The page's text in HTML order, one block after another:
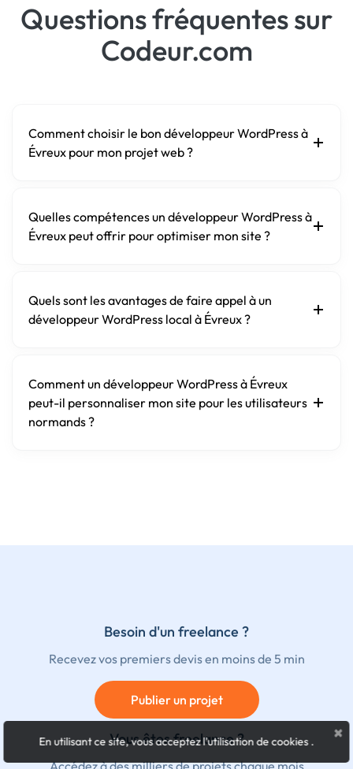
Questions fréquentes sur
Codeur.com
Comment choisir le bon développeur WordPress à
Évreux pour mon projet web ?
Quelles compétences un développeur WordPress à
Évreux peut offrir pour optimiser mon site ?
Quels sont les avantages de faire appel à un
développeur WordPress local à Évreux ?
Comment un développeur WordPress à Évreux
peut-il personnaliser mon site pour les utilisateurs
normands ?
Besoin d'un freelance ?
Recevez vos premiers devis en moins de 5 min
Publier un projet
Vous êtes freelance ? ×
En utilisant ce site, vous acceptez l'utilisation de cookies.